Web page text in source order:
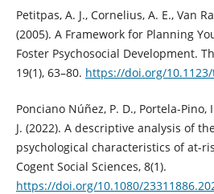
Petitpas, A. J., Cornelius, A. E., Van
(2005). A Framework for Planning
Foster Psychosocial Development.
19(1), 63–80. https://doi.org/
Ponciano Núñez, P. D., Portela-
J. (2022). A descriptive analysis of
psychological characteristics of at-
Cogent Social Sciences, 8(1).
https://doi.org/10.1080/